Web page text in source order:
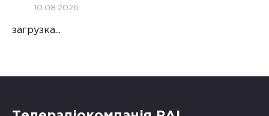
10.08.2026
загрузка...